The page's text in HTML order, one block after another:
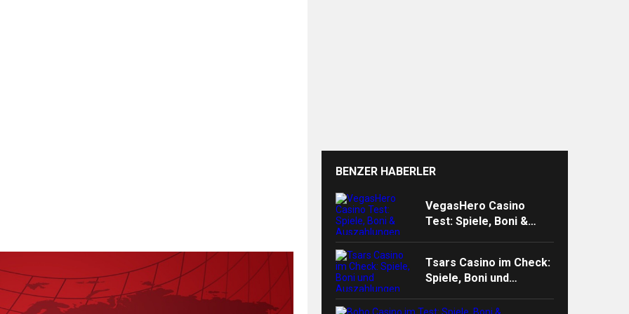
“Amasya’nın Gururları: Dereceye Giren Öğrenciler İçin Anlamlı Tören”
BENZER HABERLER
VegasHero Casino
Test: Spiele, Boni &
Tsars Casino im Check:
Spiele, Boni und